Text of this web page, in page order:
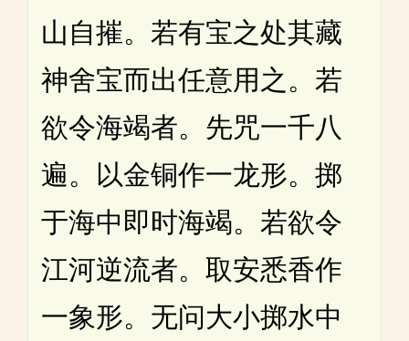
山自摧。若有宝之处其藏
神舍宝而出任意用之。若
欲令海竭者。先咒一千八
遍。以金铜作一龙形。掷
于海中即时海竭。若欲令
江河逆流者。取安悉香作
一象形。无问大小掷水中